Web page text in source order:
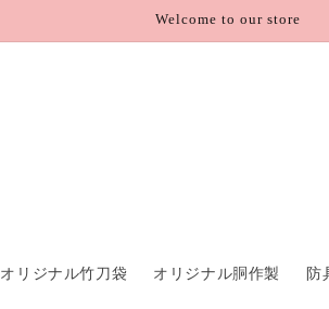
Welcome to our store
オリジナル竹刀袋 オリジナル胴作製 防